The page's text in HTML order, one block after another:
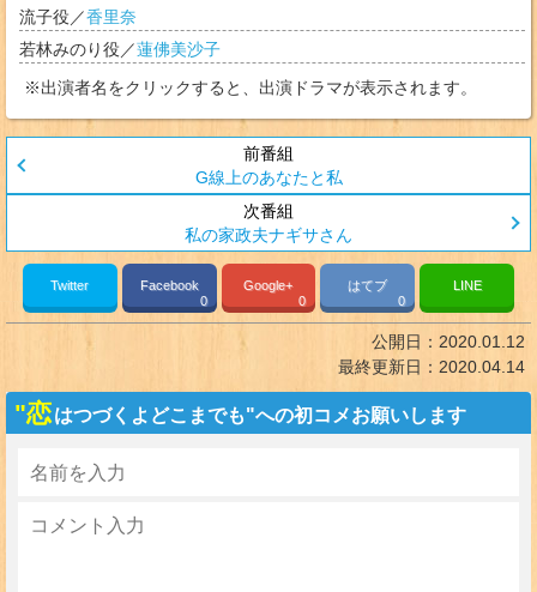
流子役／香里奈
若林みのり役／蓮佛美沙子
※出演者名をクリックすると、出演ドラマが表示されます。
G線上のあなたと私
私の家政夫ナギサさん
Twitter
Facebook
0
Google+
0
はてブ
0
LINE
公開日： 2020.01.12
最終更新日： 2020.04.14
"恋はつづくよどこまでも"への初コメお願いします